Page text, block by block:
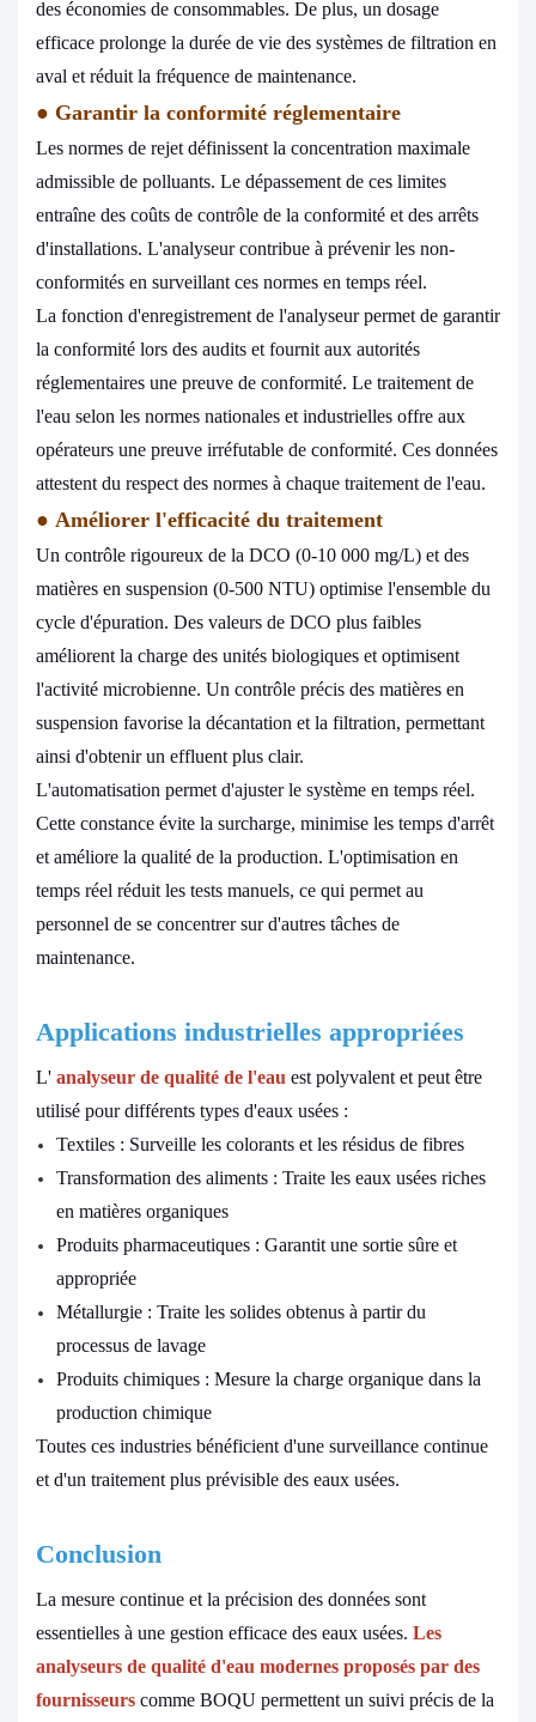
des économies de consommables. De plus, un dosage
efficace prolonge la durée de vie des systèmes de filtration en
aval et réduit la fréquence de maintenance.
● Garantir la conformité réglementaire
Les normes de rejet définissent la concentration maximale
admissible de polluants. Le dépassement de ces limites
entraîne des coûts de contrôle de la conformité et des arrêts
d'installations. L'analyseur contribue à prévenir les non-
conformités en surveillant ces normes en temps réel.
La fonction d'enregistrement de l'analyseur permet de garantir
la conformité lors des audits et fournit aux autorités
réglementaires une preuve de conformité. Le traitement de
l'eau selon les normes nationales et industrielles offre aux
opérateurs une preuve irréfutable de conformité. Ces données
attestent du respect des normes à chaque traitement de l'eau.
● Améliorer l'efficacité du traitement
Un contrôle rigoureux de la DCO (0-10 000 mg/L) et des
matières en suspension (0-500 NTU) optimise l'ensemble du
cycle d'épuration. Des valeurs de DCO plus faibles
améliorent la charge des unités biologiques et optimisent
l'activité microbienne. Un contrôle précis des matières en
suspension favorise la décantation et la filtration, permettant
ainsi d'obtenir un effluent plus clair.
L'automatisation permet d'ajuster le système en temps réel.
Cette constance évite la surcharge, minimise les temps d'arrêt
et améliore la qualité de la production. L'optimisation en
temps réel réduit les tests manuels, ce qui permet au
personnel de se concentrer sur d'autres tâches de
maintenance.
Applications industrielles appropriées
L' analyseur de qualité de l'eau est polyvalent et peut être
utilisé pour différents types d'eaux usées :
Textiles : Surveille les colorants et les résidus de fibres
Transformation des aliments : Traite les eaux usées riches
en matières organiques
Produits pharmaceutiques : Garantit une sortie sûre et
appropriée
Métallurgie : Traite les solides obtenus à partir du
processus de lavage
Produits chimiques : Mesure la charge organique dans la
production chimique
Toutes ces industries bénéficient d'une surveillance continue
et d'un traitement plus prévisible des eaux usées.
Conclusion
La mesure continue et la précision des données sont
essentielles à une gestion efficace des eaux usées. Les
analyseurs de qualité d'eau modernes proposés par des
fournisseurs comme BOQU permettent un suivi précis de la